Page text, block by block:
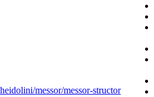
messor/messor-structor